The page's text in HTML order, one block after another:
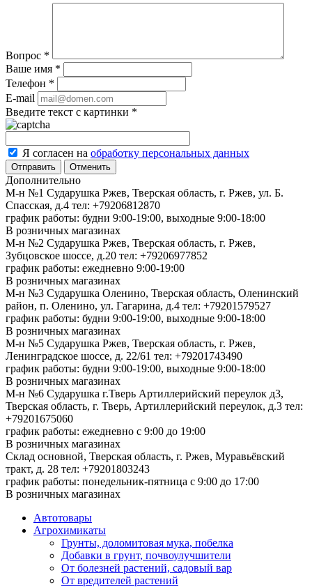
Вопрос *
Ваше имя *
Телефон *
E-mail
Введите текст с картинки *
Я согласен на обработку персональных данных
Отменить
Дополнительно
М-н №1 Сударушка Ржев, Тверская область, г. Ржев, ул. Б.
Спасская, д.4 тел: +79206812870
график работы: будни 9:00-19:00, выходные 9:00-18:00
В розничных магазинах
М-н №2 Cударушка Ржев, Тверская область, г. Ржев,
Зубцовское шоссе, д.20 тел: +79206977852
график работы: ежедневно 9:00-19:00
В розничных магазинах
М-н №3 Сударушка Оленино, Тверская область, Оленинский
район, п. Оленино, ул. Гагарина, д.4 тел: +79201579527
график работы: будни 9:00-19:00, выходные 9:00-18:00
В розничных магазинах
М-н №5 Сударушка Ржев, Тверская область, г. Ржев,
Ленинградское шоссе, д. 22/61 тел: +79201743490
график работы: будни 9:00-19:00, выходные 9:00-18:00
В розничных магазинах
М-н №6 Сударушка г.Тверь Артиллерийский переулок д3,
Тверская область, г. Тверь, Артиллерийский переулок, д.3 тел:
+79201675060
график работы: ежедневно с 9:00 до 19:00
В розничных магазинах
Склад основной, Тверская область, г. Ржев, Муравьёвский
тракт, д. 28 тел: +79201803243
график работы: понедельник-пятница с 9:00 до 17:00
В розничных магазинах
Автотовары
Агрохимикаты
Грунты, доломитовая мука, побелка
Добавки в грунт, почвоулучшители
От болезней растений, садовый вар
От вредителей растений